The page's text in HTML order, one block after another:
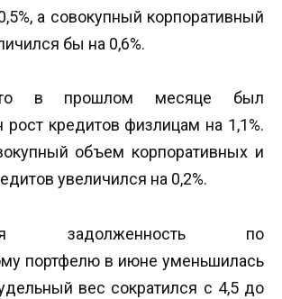
а совокупный корпоративный
бы на 0,6%.
в прошлом месяце был
рост кредитов физлицам на 1,1%.
объем корпоративных и
увеличился на 0,2%.
задолженность по
портфелю в июне уменьшилась
вес сократился с 4,5 до